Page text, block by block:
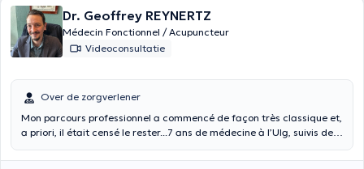
Dr. Geoffrey REYNERTZ
Médecin Fonctionnel / Acupuncteur
Videoconsultatie
Over de zorgverlener
Mon parcours professionnel a commencé de façon très classique et,
a priori, il était censé le rester...7 ans de médecine à l’Ulg, suivis de 5
intensifs et une expérience cumulée en pratiques intra- et extra-